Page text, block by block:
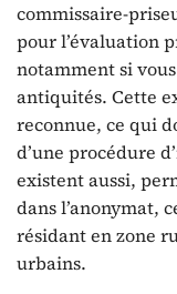
commissaire-
pour l’évaluation
notamment si
antiquités. Cette
reconnue, ce qui
d’une procédure
existent aussi,
dans l’anonymat,
résidant en zone
urbains.